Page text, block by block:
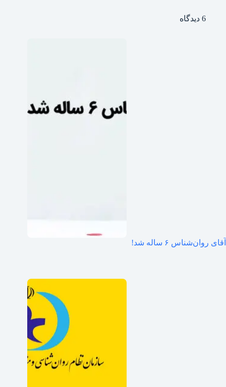
6 دیدگاه
آقای روان‌شناس ۶ ساله شد!